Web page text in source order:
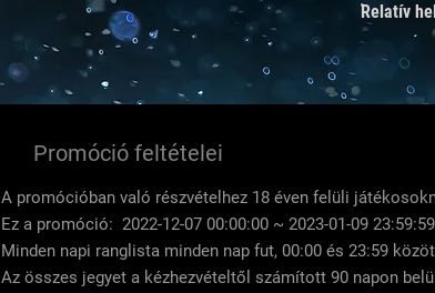
Relatív
Promóció feltételei
A promócióban való részvételhez 18 éven felüli
Ez a promóció: 2022-12-07 00:00:00 ~ 2023-01-09
Minden napi ranglista minden nap fut, 00:00 és 23:59
Az összes jegyet a kézhezvételtől számított 90 napon